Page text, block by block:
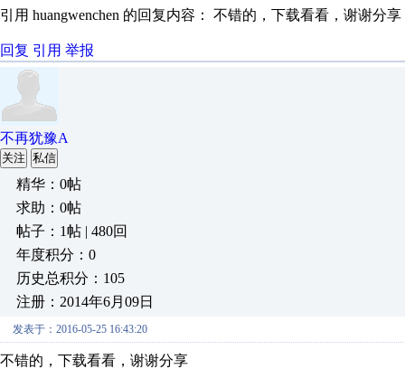
引用 huangwenchen 的回复内容： 不错的，下载看看，谢谢分享
回复 引用 举报
不再犹豫A
关注 私信
精华：0帖
求助：0帖
帖子：1帖 | 480回
年度积分：0
历史总积分：105
注册：2014年6月09日
发表于：2016-05-25 16:43:20
不错的，下载看看，谢谢分享